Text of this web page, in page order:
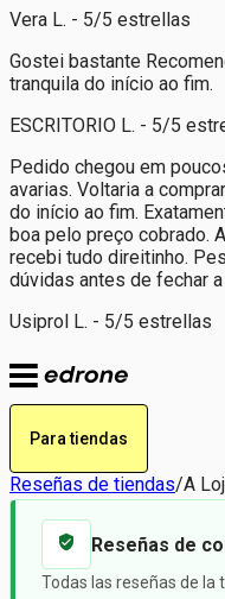
Vera L. - 5/5 estrellas
Gostei bastante
tranquila do início ao fim.
ESCRITORIO L. - 5/5
Pedido chegou em
avarias. Voltaria a
do início ao fim.
boa pelo preço cobrado.
recebi tudo direitinho.
dúvidas antes de fechar a
Usiprol L. - 5/5 estrellas
Para tiendas
Reseñas de tiendas/A
Reseñas de
Todas las reseñas de la